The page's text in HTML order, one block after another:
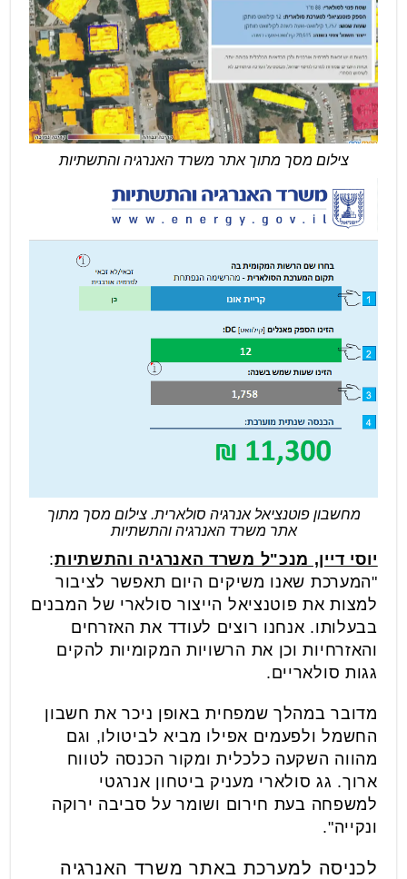
צילום מסך מתוך אתר משרד האנרגיה והתשתיות
מחשבון פוטנציאל אנרגיה סולארית. צילום מסך מתוך
אתר משרד האנרגיה והתשתיות
יוסי דיין, מנכ"ל משרד האנרגיה והתשתיות:
"המערכת שאנו משיקים היום תאפשר לציבור
למצות את פוטנציאל הייצור סולארי של המבנים
בבעלותו. אנחנו רוצים לעודד את האזרחים
והאזרחיות וכן את הרשויות המקומיות להקים
גגות סולאריים.
מדובר במהלך שמפחית באופן ניכר את חשבון
החשמל ולפעמים אפילו מביא לביטולו, וגם
מהווה השקעה כלכלית ומקור הכנסה לטווח
ארוך. גג סולארי מעניק ביטחון אנרגטי
למשפחה בעת חירום ושומר על סביבה ירוקה
ונקייה".
לכניסה למערכת באתר משרד האנרגיה